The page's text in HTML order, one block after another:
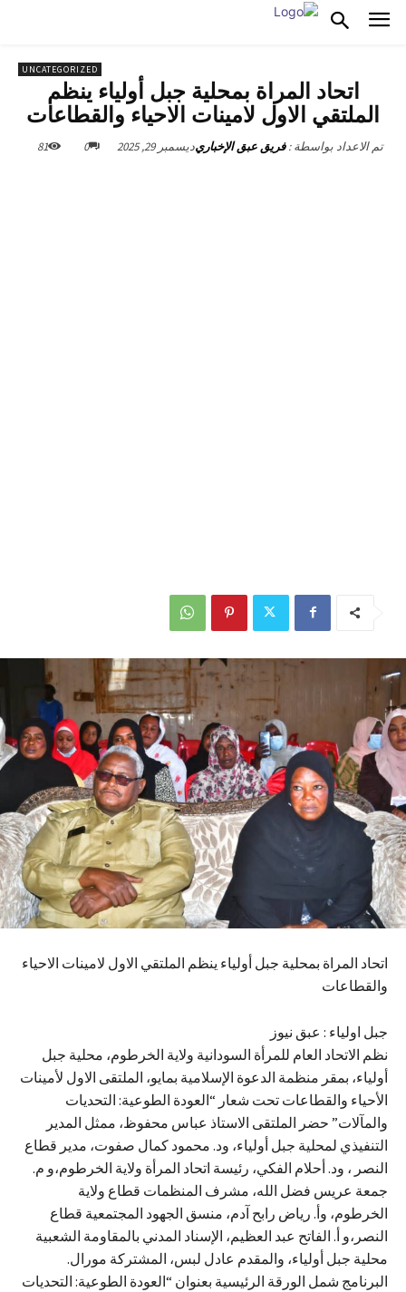
UNCATEGORIZED
اتحاد المراة بمحلية جبل أولياء ينظم
الملتقي الاول لامينات الاحياء والقطاعات
تم الاعداد بواسطة : فريق عبق الإخباريديسمبر 29, 2025 0
81
اتحاد المراة بمحلية جبل أولياء ينظم الملتقي الاول لامينات الاحياء
والقطاعات
جبل اولياء : عبق نيوز
نظم الاتحاد العام للمرأة السودانية ولاية الخرطوم، محلية جبل
أولياء، بمقر منظمة الدعوة الإسلامية بمايو، الملتقى الاول لأمينات
الأحياء والقطاعات تحت شعار “العودة الطوعية: التحديات
والمآلات” حضر الملتقى الاستاذ عباس محفوظ، ممثل المدير
التنفيذي لمحلية جبل أولياء، ود. محمود كمال صفوت، مدير قطاع
النصر ، ود. أحلام الفكي، رئيسة اتحاد المرأة ولاية الخرطوم،و م.
جمعة عريس فضل الله، مشرف المنظمات قطاع ولاية
الخرطوم، وأ. رياض رابح آدم، منسق الجهود المجتمعية قطاع
النصر،و أ. الفاتح عبد العظيم، الإسناد المدني بالمقاومة الشعبية
محلية جبل أولياء، والمقدم عادل لبس، المشتركة مورال.
البرنامج شمل الورقة الرئيسية بعنوان “العودة الطوعية: التحديات